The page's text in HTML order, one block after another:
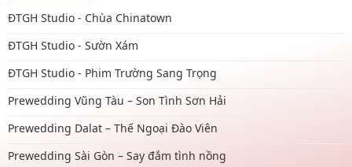
ĐTGH Studio - Chùa Chinatown
ĐTGH Studio - Sườn Xám
ĐTGH Studio - Phim Trường Sang Trọng
Prewedding Vũng Tàu – Son Tình Sơn Hải
Prewedding Dalat – Thế Ngoại Đào Viên
Prewedding Sài Gòn – Say đắm tình nồng